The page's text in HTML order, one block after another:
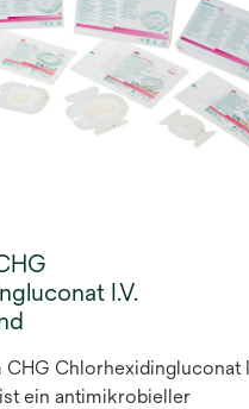
I.V.
CHG Chlorhexidingluconat
ein antimikrobieller